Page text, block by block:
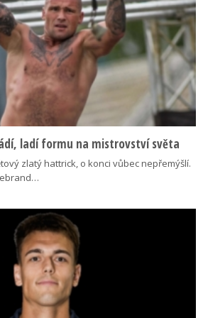
ladí formu na mistrovství světa
zlatý hattrick, o konci vůbec nepřemýšlí.